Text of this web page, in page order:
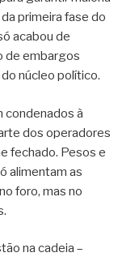
primeira fase do
acabou de
de embargos
núcleo político.
condenados à
dos operadores
fechado. Pesos e
alimentam as
foro, mas no
na cadeia –